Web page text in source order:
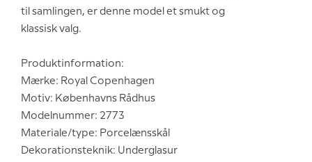
til samlingen, er denne model et smukt og
klassisk valg.
Produktinformation:
Mærke: Royal Copenhagen
Motiv: Københavns Rådhus
Modelnummer: 2773
Materiale/type: Porcelænsskål
Dekorationsteknik: Underglasur